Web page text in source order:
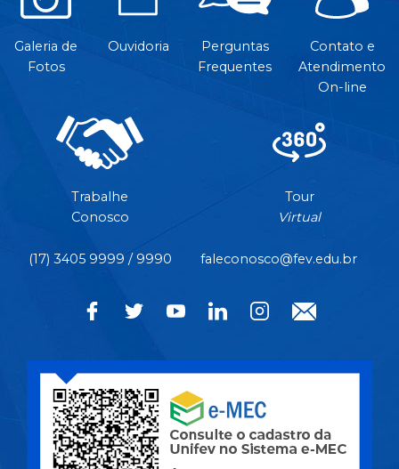
Galeria de
Fotos
Ouvidoria
Perguntas
Frequentes
Contato e
Atendimento
On-line
Trabalhe
Conosco
Tour
Virtual
(17) 3405 9999 / 9990 faleconosco@fev.edu.br